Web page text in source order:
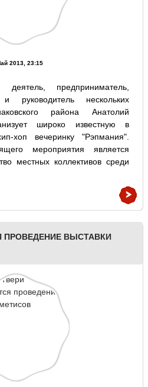
2013, 23:15
предприниматель,
руководитель нескольких
района Анатолий
широко известную в
хоп вечеринку "Рэпмания".
мероприятия является
местных коллективов среди
ПРОВЕДЕНИЕ ВЫСТАВКИ